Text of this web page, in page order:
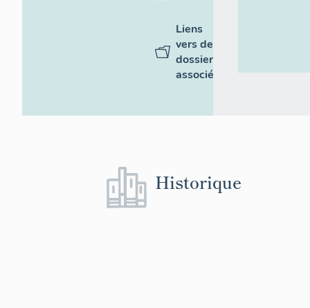
Liens
vers des
dossiers
associés
Historique